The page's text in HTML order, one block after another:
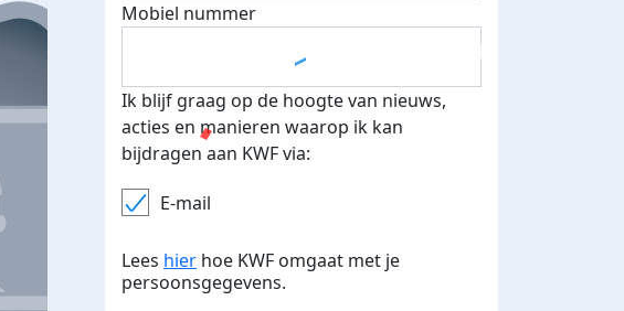
Mobiel nummer
Ik blijf graag op de hoogte van nieuws,
acties en manieren waarop ik kan
bijdragen aan KWF via:
E-mail
Lees hier hoe KWF omgaat met je
persoonsgegevens.